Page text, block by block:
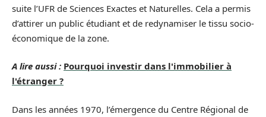
suite l’UFR de Sciences Exactes et Naturelles. Cela a permis
d’attirer un public étudiant et de redynamiser le tissu socio-
économique de la zone.
A lire aussi : Pourquoi investir dans l'immobilier à
l'étranger ?
Dans les années 1970, l’émergence du Centre Régional de